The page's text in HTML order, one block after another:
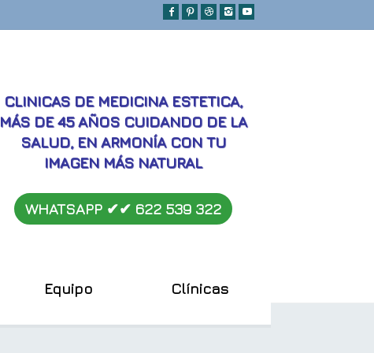
CLINICAS DE MEDICINA ESTETICA,
MÁS DE 45 AÑOS CUIDANDO DE LA
SALUD, EN ARMONÍA CON TU
IMAGEN MÁS NATURAL
WHATSAPP ✔︎✔︎ 622 539 322
Equipo Clínicas